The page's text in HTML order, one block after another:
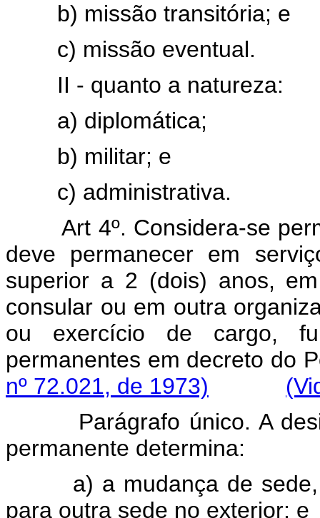
b) missão transitória; e
c) missão eventual.
II - quanto a natureza:
a) diplomática;
b) militar; e
c) administrativa.
Art 4º. Considera-se
deve permanecer em
superior a 2 (dois) anos,
consular ou em outra
ou exercício de cargo,
permanentes em decreto
nº 72.021, de 1973)
Parágrafo único. A
permanente determina:
a) a mudança de
para outra sede no exterior; e